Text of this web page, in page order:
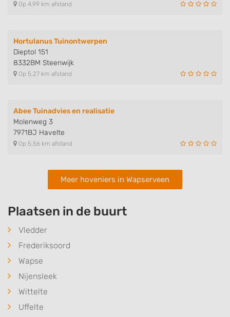
Op 4,99 km afstand
Hortulanus Tuinontwerpen
Dieptol 151
8332BM Steenwijk
Op 5,27 km afstand
Abee Tuinadvies en realisatie
Molenweg 3
7971BJ Havelte
Op 5,56 km afstand
Meer hoveniers in Wapserveen
Plaatsen in de buurt
Vledder
Frederiksoord
Wapse
Nijensleek
Wittelte
Uffelte